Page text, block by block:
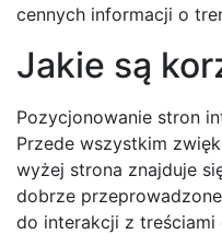
cennych informacji o
Jakie są
Pozycjonowanie stron
Przede wszystkim
wyżej strona znajduje
dobrze
do interakcji z treściami